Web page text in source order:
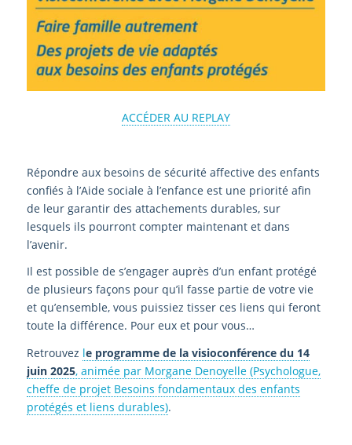
ACCÉDER AU REPLAY
Répondre aux besoins de sécurité affective des enfants
confiés à l’Aide sociale à l’enfance est une priorité afin
de leur garantir des attachements durables, sur
lesquels ils pourront compter maintenant et dans
l’avenir.
Il est possible de s’engager auprès d’un enfant protégé
de plusieurs façons pour qu’il fasse partie de votre vie
et qu’ensemble, vous puissiez tisser ces liens qui feront
toute la différence. Pour eux et pour vous…
Retrouvez le programme de la visioconférence du 14
juin 2025, animée par Morgane Denoyelle (Psychologue,
cheffe de projet Besoins fondamentaux des enfants
protégés et liens durables).